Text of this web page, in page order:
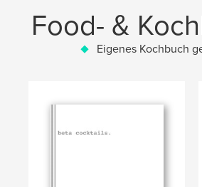
Food- &
Eigenes Kochbuch